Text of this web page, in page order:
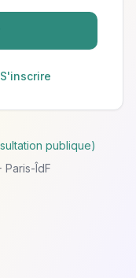
S'inscrire
publique)
Paris-ÎdF